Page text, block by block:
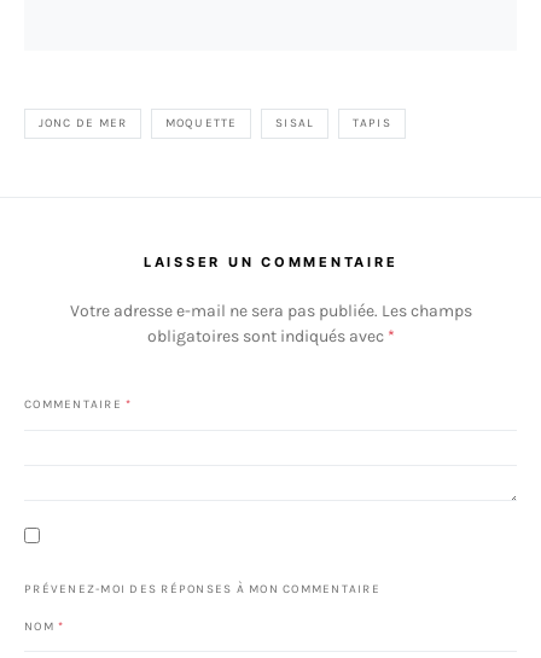
JONC DE MER MOQUETTE SISAL TAPIS
LAISSER UN COMMENTAIRE
Votre adresse e-mail ne sera pas publiée. Les champs
obligatoires sont indiqués avec *
COMMENTAIRE *
PRÉVENEZ-MOI DES RÉPONSES À MON COMMENTAIRE
NOM *